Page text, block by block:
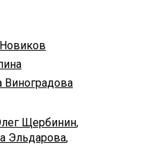
Виноградова
Щербинин,
Эльдарова,